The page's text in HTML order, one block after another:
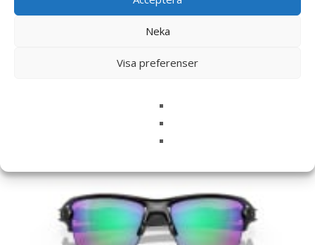
Neka
Visa preferenser
kommentar.